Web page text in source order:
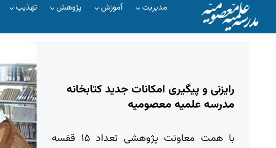
مدیریت آموزش پژوهش تهذیب
رایزنی و پیگیری امکانات جدید کتابخانه
مدرسه علمیه معصومیه
با همت معاونت پژوهشی تعداد ۱۵ قفسه